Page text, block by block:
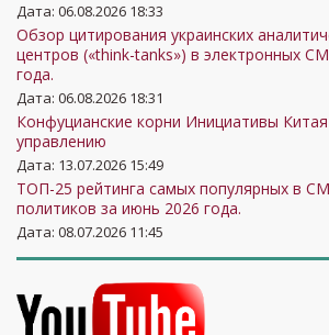
Дата: 06.08.2026 18:33
Обзор цитирования украинских
центров («think-tanks») в электронных
года.
Дата: 06.08.2026 18:31
Конфуцианские корни Инициативы
управлению
Дата: 13.07.2026 15:49
ТОП-25 рейтинга самых популярных в
политиков за июнь 2026 года.
Дата: 08.07.2026 11:45